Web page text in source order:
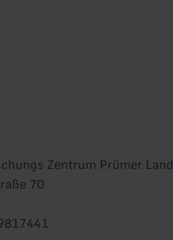
Zentrum Prümer Land
70